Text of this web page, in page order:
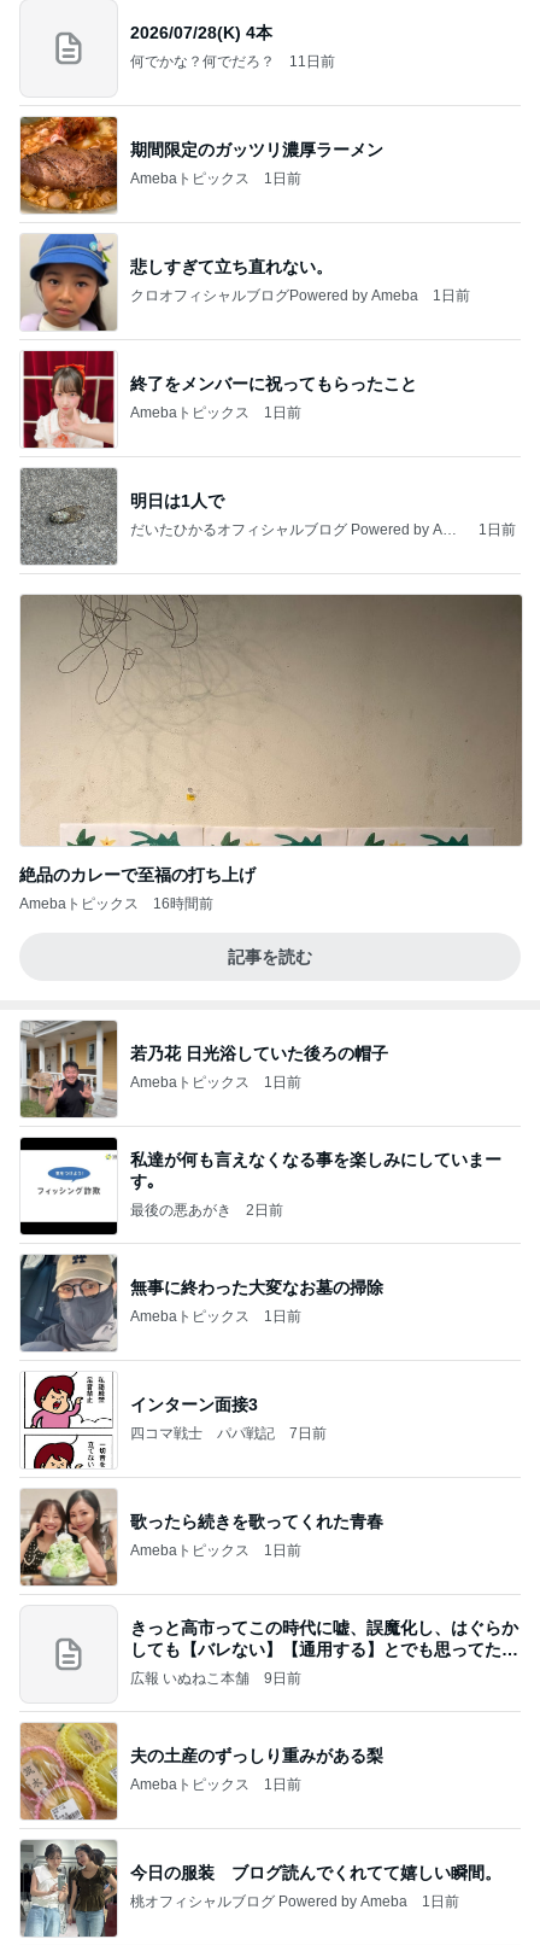
2026/07/28(K) 4本
何でかな？何でだろ？ 11日前
期間限定のガッツリ濃厚ラーメン
Amebaトピックス 1日前
悲しすぎて立ち直れない。
クロオフィシャルブログPowered by Ameba 1日前
終了をメンバーに祝ってもらったこと
Amebaトピックス 1日前
明日は1人で
だいたひかるオフィシャルブログ Powered by Ame
1日前
絶品のカレーで至福の打ち上げ
Amebaトピックス 16時間前
記事を読む
若乃花 日光浴していた後ろの帽子
Amebaトピックス 1日前
私達が何も言えなくなる事を楽しみにしていまー
す｡
最後の悪あがき 2日前
無事に終わった大変なお墓の掃除
Amebaトピックス 1日前
インターン面接3
四コマ戦士 パパ戦記 7日前
歌ったら続きを歌ってくれた青春
Amebaトピックス 1日前
きっと高市ってこの時代に嘘、誤魔化し、はぐらか
しても【バレない】【通用する】とでも思ってたん
だろ
広報 いぬねこ本舗 9日前
夫の土産のずっしり重みがある梨
Amebaトピックス 1日前
今日の服装 ブログ読んでくれてて嬉しい瞬間。
桃オフィシャルブログ Powered by Ameba 1日前